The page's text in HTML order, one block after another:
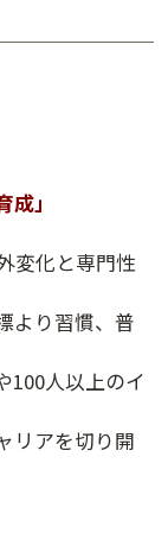
」
変化と専門性
より習慣、普
100人以上のイ
リアを切り開